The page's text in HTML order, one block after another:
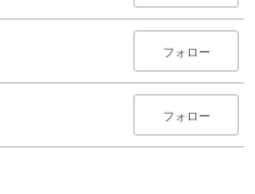
フォロー
フォロー